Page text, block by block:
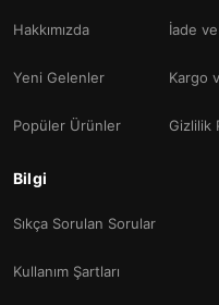
Hakkımızda
Yeni Gelenler
Popüler Ürünler
İade
Kargo
Gizlilik
Bilgi
Sıkça Sorulan Sorular
Kullanım Şartları